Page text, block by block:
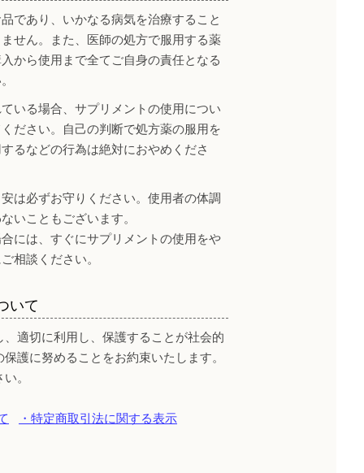
であり、いかなる病気を治療すること
せん。また、医師の処方で服用する薬
から使用まで全てご自身の責任となる
いる場合、サプリメントの使用につい
ださい。自己の判断で処方薬の服用を
るなどの行為は絶対におやめくださ
は必ずお守りください。使用者の体調
いこともございます。
には、すぐにサプリメントの使用をや
相談ください。
いて
適切に利用し、保護することが社会的
護に努めることをお約束いたします。
。
・特定商取引法に関する表示